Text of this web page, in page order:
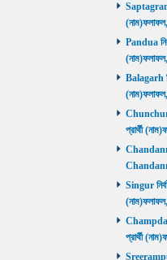
Saptagram
Pandua
Balagarh
Chunchura
প্রার্থী
Singur
প্রার্থী